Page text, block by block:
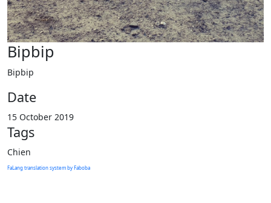
Bipbip
Bipbip
Date
15 October 2019
Tags
Chien
FaLang translation system by Faboba